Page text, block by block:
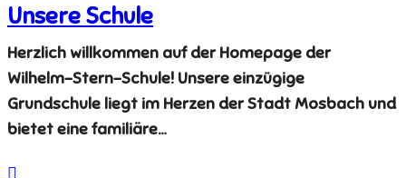
Unsere Schule
Herzlich willkommen auf der Homepage der
Wilhelm-Stern-Schule! Unsere einzügige
Grundschule liegt im Herzen der Stadt Mosbach und
bietet eine familiäre…